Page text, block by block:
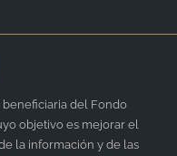
beneficiaria del Fondo
objetivo es mejorar el
la información y de las